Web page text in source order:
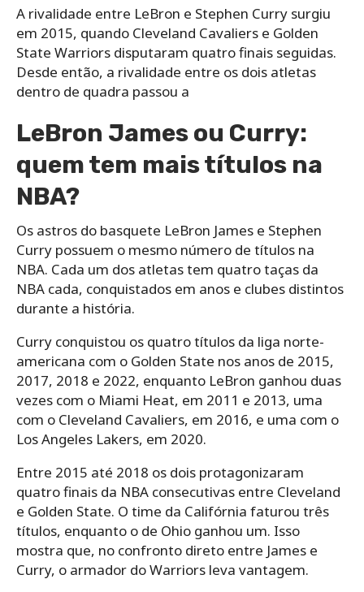
A rivalidade entre LeBron e Stephen Curry surgiu
em 2015, quando Cleveland Cavaliers e Golden
State Warriors disputaram quatro finais seguidas.
Desde então, a rivalidade entre os dois atletas
dentro de quadra passou a
LeBron James ou Curry:
quem tem mais títulos na
NBA?
Os astros do basquete LeBron James e Stephen
Curry possuem o mesmo número de títulos na
NBA. Cada um dos atletas tem quatro taças da
NBA cada, conquistados em anos e clubes distintos
durante a história.
Curry conquistou os quatro títulos da liga norte-
americana com o Golden State nos anos de 2015,
2017, 2018 e 2022, enquanto LeBron ganhou duas
vezes com o Miami Heat, em 2011 e 2013, uma
com o Cleveland Cavaliers, em 2016, e uma com o
Los Angeles Lakers, em 2020.
Entre 2015 até 2018 os dois protagonizaram
quatro finais da NBA consecutivas entre Cleveland
e Golden State. O time da Califórnia faturou três
títulos, enquanto o de Ohio ganhou um. Isso
mostra que, no confronto direto entre James e
Curry, o armador do Warriors leva vantagem.